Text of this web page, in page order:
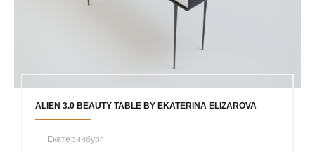
ALIEN 3.0 BEAUTY TABLE BY EKATERINA ELIZAROVA
Екатеринбург